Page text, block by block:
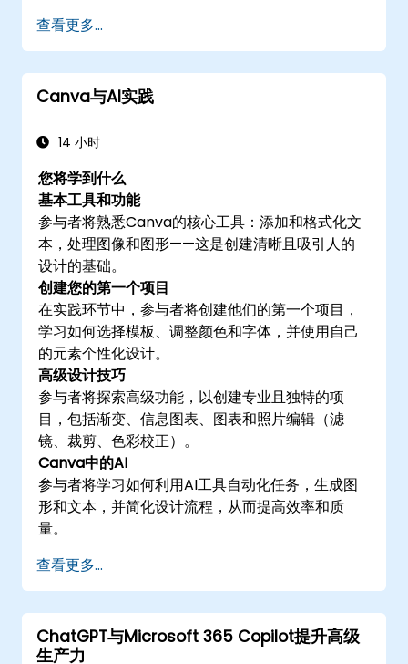
查看更多...
Canva与AI实践
14 小时
您将学到什么
基本工具和功能
参与者将熟悉Canva的核心工具：添加和格式化文
本，处理图像和图形——这是创建清晰且吸引人的
设计的基础。
创建您的第一个项目
在实践环节中，参与者将创建他们的第一个项目，
学习如何选择模板、调整颜色和字体，并使用自己
的元素个性化设计。
高级设计技巧
参与者将探索高级功能，以创建专业且独特的项
目，包括渐变、信息图表、图表和照片编辑（滤
镜、裁剪、色彩校正）。
Canva中的AI
参与者将学习如何利用AI工具自动化任务，生成图
形和文本，并简化设计流程，从而提高效率和质
量。
查看更多...
ChatGPT与Microsoft 365 Copilot提升高级
生产力